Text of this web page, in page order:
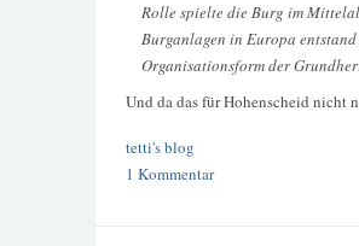
Rolle spielte die Burg im
Burganlagen in Europa
Organisationsform der
Und da das für Hohenscheid nicht
tetti's blog
1 Kommentar